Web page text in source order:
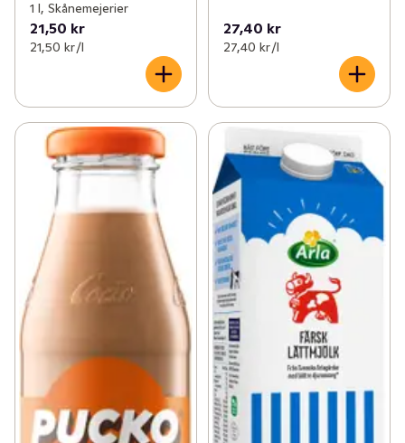
1 l, Skånemejerier
21,50 kr
21,50 kr /l
27,40 kr
27,40 kr /l